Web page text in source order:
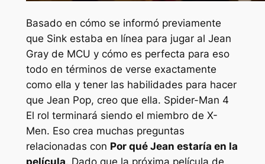
Basado en cómo se informó previamente
que Sink estaba en línea para jugar al Jean
Gray de MCU y cómo es perfecta para eso
todo en términos de verse exactamente
como ella y tener las habilidades para hacer
que Jean Pop, creo que ella. Spider-Man 4
El rol terminará siendo el miembro de X-
Men. Eso crea muchas preguntas
relacionadas con Por qué Jean estaría en la
película. Dado que la próxima película de